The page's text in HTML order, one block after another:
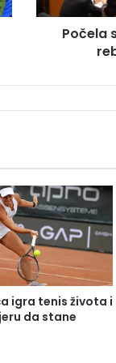
e
c
e
d
p
o
s
l
a
n
c
Počela
igra tenis života i
da stane